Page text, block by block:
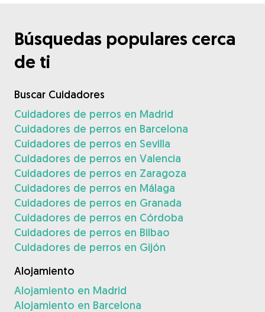
Búsquedas populares cerca
de ti
Buscar Cuidadores
Cuidadores de perros en Madrid
Cuidadores de perros en Barcelona
Cuidadores de perros en Sevilla
Cuidadores de perros en Valencia
Cuidadores de perros en Zaragoza
Cuidadores de perros en Málaga
Cuidadores de perros en Granada
Cuidadores de perros en Córdoba
Cuidadores de perros en Bilbao
Cuidadores de perros en Gijón
Alojamiento
Alojamiento en Madrid
Alojamiento en Barcelona